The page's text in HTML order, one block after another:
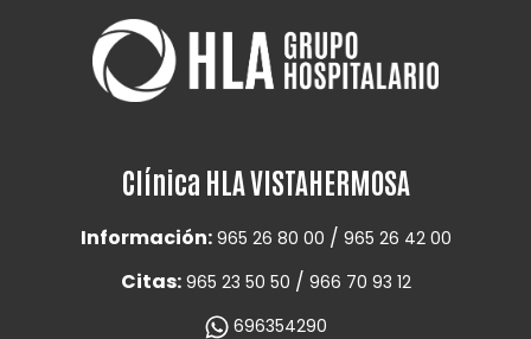
Clínica HLA VISTAHERMOSA
Información: 965 26 80 00 / 965 26 42 00
Citas: 965 23 50 50 / 966 70 93 12
696354290